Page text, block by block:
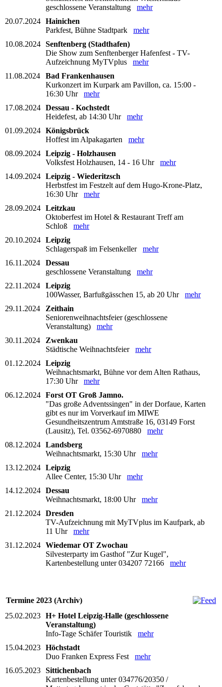
geschlossene Veranstaltung mehr
20.07.2024 Hainichen
Parkfest, Bühne Stadtpark mehr
10.08.2024 Senftenberg (Stadthafen)
Die Show zum Senftenberger Hafenfest - TV-
Aufzeichnung MyTVplus mehr
11.08.2024
Bad Frankenhausen
Kurkonzert im Kurpark am Pavillon, ca. 15:00 -
16:30 Uhr mehr
17.08.2024 Dessau - Kochstedt
Heidefest, ab 14:30 Uhr mehr
01.09.2024 Königsbrück
Hoffest im Alpakagarten mehr
08.09.2024 Leipzig - Holzhausen
Volksfest Holzhausen, 14 - 16 Uhr mehr
14.09.2024 Leipzig - Wiederitzsch
Herbstfest im Festzelt auf dem Hugo-Krone-Platz,
16:30 Uhr mehr
28.09.2024 Leitzkau
Oktoberfest im Hotel & Restaurant Treff am
Schloß mehr
20.10.2024 Leipzig
Schlagerspaß im Felsenkeller mehr
16.11.2024
Dessau
geschlossene Veranstaltung mehr
22.11.2024
Leipzig
100Wasser, Barfußgässchen 15, ab 20 Uhr mehr
29.11.2024
Zeithain
Seniorenweihnachtsfeier (geschlossene
Veranstaltung) mehr
30.11.2024
Zwenkau
Städtische Weihnachtsfeier mehr
01.12.2024 Leipzig
Weihnachtsmarkt, Bühne vor dem Alten Rathaus,
17:30 Uhr mehr
06.12.2024 Forst OT Groß Jamno.
"Das große Adventssingen" in der Dorfaue, Karten
gibt es nur im Vorverkauf im MIWE
Gesundheitszentrum Amtstraße 16, 03149 Forst
(Lausitz), Tel. 03562-6970880 mehr
08.12.2024 Landsberg
Weihnachtsmarkt, 15:30 Uhr mehr
13.12.2024 Leipzig
Allee Center, 15:30 Uhr mehr
14.12.2024 Dessau
Weihnachtsmarkt, 18:00 Uhr mehr
21.12.2024 Dresden
TV-Aufzeichnung mit MyTVplus im Kaufpark, ab
11 Uhr mehr
31.12.2024 Wiedemar OT Zwochau
Silvesterparty im Gasthof "Zur Kugel",
Kartenbestellung unter 034207 72166 mehr
Termine 2023 (Archiv)
25.02.2023 H+ Hotel Leipzig-Halle (geschlossene
Veranstaltung)
Info-Tage Schäfer Touristik mehr
15.04.2023 Höchstadt
Duo Franken Express Fest mehr
16.05.2023 Sittichenbach
Kartenbestellung unter 034776/20350 /